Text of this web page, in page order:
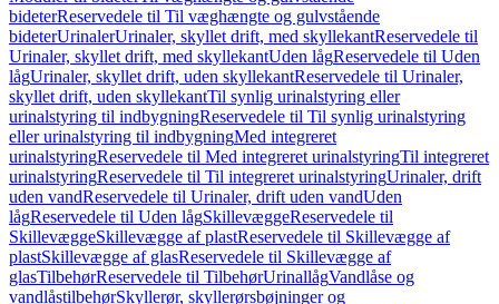
bideterReservedele til Til væghængte og gulvstående
bideterUrinalerUrinaler, skyllet drift, med skyllekantReservedele til
Urinaler, skyllet drift, med skyllekantUden lågReservedele til Uden
lågUrinaler, skyllet drift, uden skyllekantReservedele til Urinaler,
skyllet drift, uden skyllekantTil synlig urinalstyring eller
urinalstyring til indbygningReservedele til Til synlig urinalstyring
eller urinalstyring til indbygningMed integreret
urinalstyringReservedele til Med integreret urinalstyringTil integreret
urinalstyringReservedele til Til integreret urinalstyringUrinaler, drift
uden vandReservedele til Urinaler, drift uden vandUden
lågReservedele til Uden lågSkillevæggeReservedele til
SkillevæggeSkillevægge af plastReservedele til Skillevægge af
plastSkillevægge af glasReservedele til Skillevægge af
glasTilbehørReservedele til TilbehørUrinallågVandlåse og
vandlåstilbehørSkyllerør, skyllerørsbøjninger og